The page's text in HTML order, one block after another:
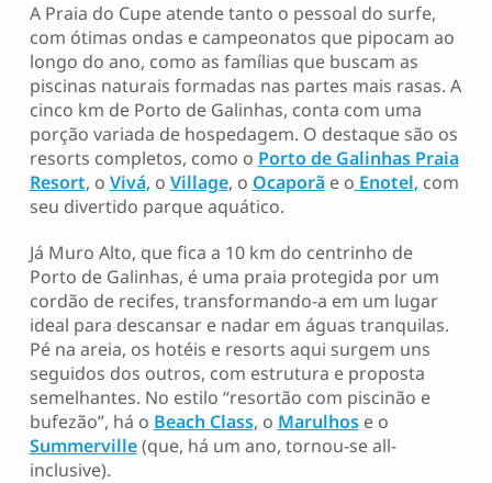
A Praia do Cupe atende tanto o pessoal do surfe,
com ótimas ondas e campeonatos que pipocam ao
longo do ano, como as famílias que buscam as
piscinas naturais formadas nas partes mais rasas. A
cinco km de Porto de Galinhas, conta com uma
porção variada de hospedagem. O destaque são os
resorts completos, como o Porto de Galinhas Praia
Resort, o Vivá, o Village, o Ocaporãe o Enotel, com
seu divertido parque aquático.
Já Muro Alto, que fica a 10 km do centrinho de
Porto de Galinhas, é uma praia protegida por um
cordão de recifes, transformando-a em um lugar
ideal para descansar e nadar em águas tranquilas.
Pé na areia, os hotéis e resorts aqui surgem uns
seguidos dos outros, com estrutura e proposta
semelhantes. No estilo “resortão com piscinão e
bufezão”, há o Beach Class, o Marulhose o
Summerville(que, há um ano, tornou-se all-
inclusive).